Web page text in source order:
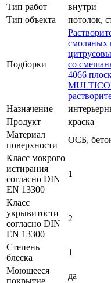
Тип работ
внутри
Тип объекта
потолок,
Подборки
смоляных
со
4066
Назначение
Продукт
краска
Материал
поверхности
ОСБ,
Класс мокрого
истирания
согласно DIN
EN 13300
1
Класс
укрывитости
согласно DIN
EN 13300
2
Степень
блеска
1
Моющееся
покрытие
да